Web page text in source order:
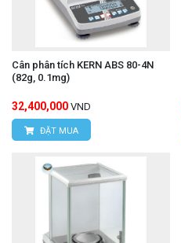
Cân phân tích KERN ABS 80-4N
(82g, 0.1mg)
32,400,000 VND
ĐẶT MUA